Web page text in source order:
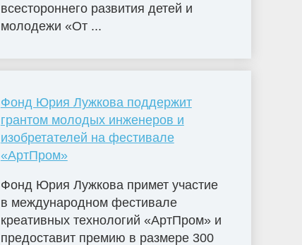
всестороннего развития детей и
молодежи «От ...
Фонд Юрия Лужкова поддержит
грантом молодых инженеров и
изобретателей на фестивале
«АртПром»
Фонд Юрия Лужкова примет участие
в международном фестивале
креативных технологий «АртПром» и
предоставит премию в размере 300